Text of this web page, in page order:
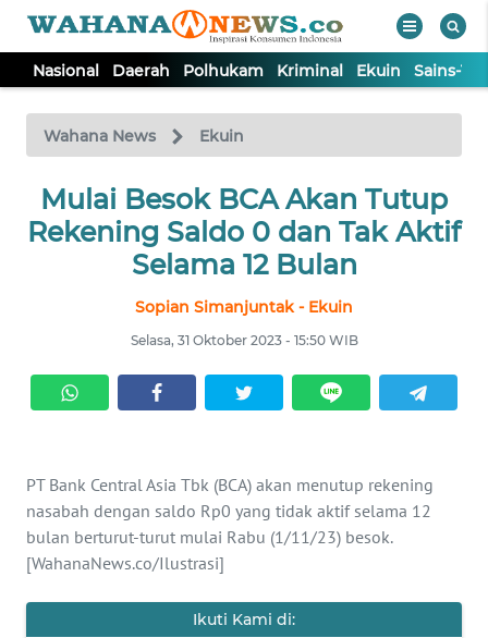
Nasional Daerah Polhukam Kriminal Ekuin Sains-
Wahana News Ekuin
Mulai Besok BCA Akan Tutup
Rekening Saldo 0 dan Tak Aktif
Selama 12 Bulan
Sopian Simanjuntak - Ekuin
Selasa, 31 Oktober 2023 - 15:50 WIB
PT Bank Central Asia Tbk (BCA) akan menutup rekening
nasabah dengan saldo Rp0 yang tidak aktif selama 12
bulan berturut-turut mulai Rabu (1/11/23) besok.
[WahanaNews.co/Ilustrasi]
Ikuti Kami di:
TV
Tutup
NASIONAL
KRIMINAL
KESEHATAN